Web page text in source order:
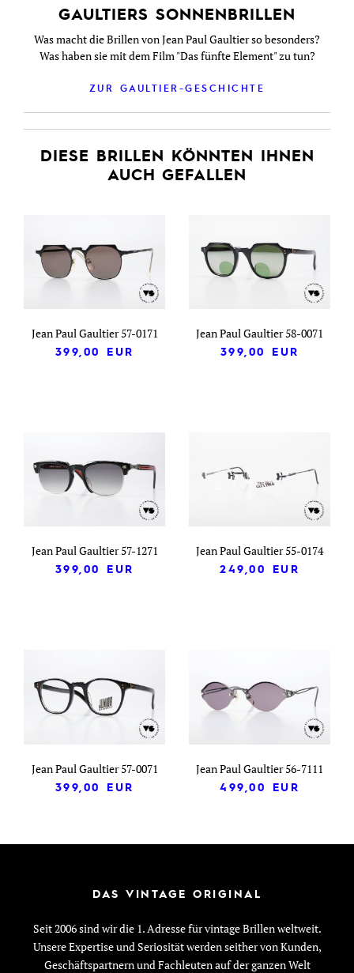
GAULTIERS SONNENBRILLEN
Was macht die Brillen von Jean Paul Gaultier so besonders?
Was haben sie mit dem Film "Das fünfte Element" zu tun?
ZUR GAULTIER-GESCHICHTE
DIESE BRILLEN KÖNNTEN IHNEN
AUCH GEFALLEN
Jean Paul Gaultier 57-0171
399,00
EUR
Jean Paul Gaultier 58-0071
399,00
EUR
Jean Paul Gaultier 57-1271
399,00
EUR
Jean Paul Gaultier 55-0174
249,00
EUR
Jean Paul Gaultier 57-0071
399,00
EUR
Jean Paul Gaultier 56-7111
499,00
EUR
DAS VINTAGE ORIGINAL
Seit 2006 sind wir die 1. Adresse für vintage Brillen weltweit.
Unsere Expertise und Seriosität werden seither von Kunden,
Geschäftspartnern und Fachleuten auf der ganzen Welt